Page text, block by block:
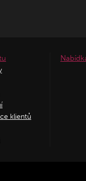
klientů